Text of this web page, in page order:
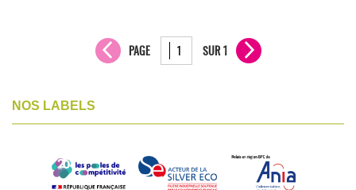
PAGE SUR 1
NOS LABELS